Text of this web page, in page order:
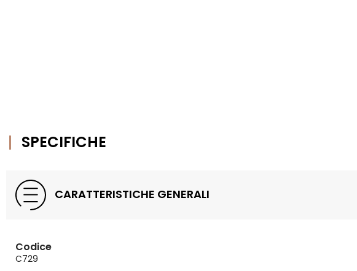
SPECIFICHE
CARATTERISTICHE GENERALI
Codice
C729